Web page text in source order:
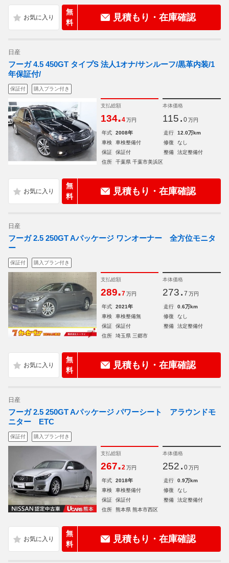
無
料
見積もり・在庫確認
日産
フーガ 4.5 450GT タイプS 法人1オナ/サンルーフ/黒革内装/1
年保証付/
保証付 購入プラン付き
支払総額
134.4 万円
本体価格
115. 0 万円
年式 2008年 走行
12.0万km
車検
車検整備付 修復
なし
保証
保証付 整備
法定整備付
住所
千葉県 千葉市美浜区
無
料
見積もり・在庫確認
日産
フーガ 2.5 250GT Aパッケージ ワンオーナー 全方位モニタ
ー
保証付 購入プラン付き
支払総額
289.7 万円
本体価格
273. 7 万円
年式 2021年 走行
0.6万km
車検
車検整備無 修復
なし
保証
保証付 整備
法定整備付
住所
埼玉県 三郷市
無
料
見積もり・在庫確認
日産
フーガ 2.5 250GT Aパッケージ パワーシート アラウンドモ
ニター ETC
保証付 購入プラン付き
支払総額
267.2 万円
本体価格
252. 0 万円
年式 2018年 走行
0.9万km
車検
車検整備付 修復
なし
保証
保証付 整備
法定整備付
住所
熊本県 熊本市西区
無
料
見積もり・在庫確認